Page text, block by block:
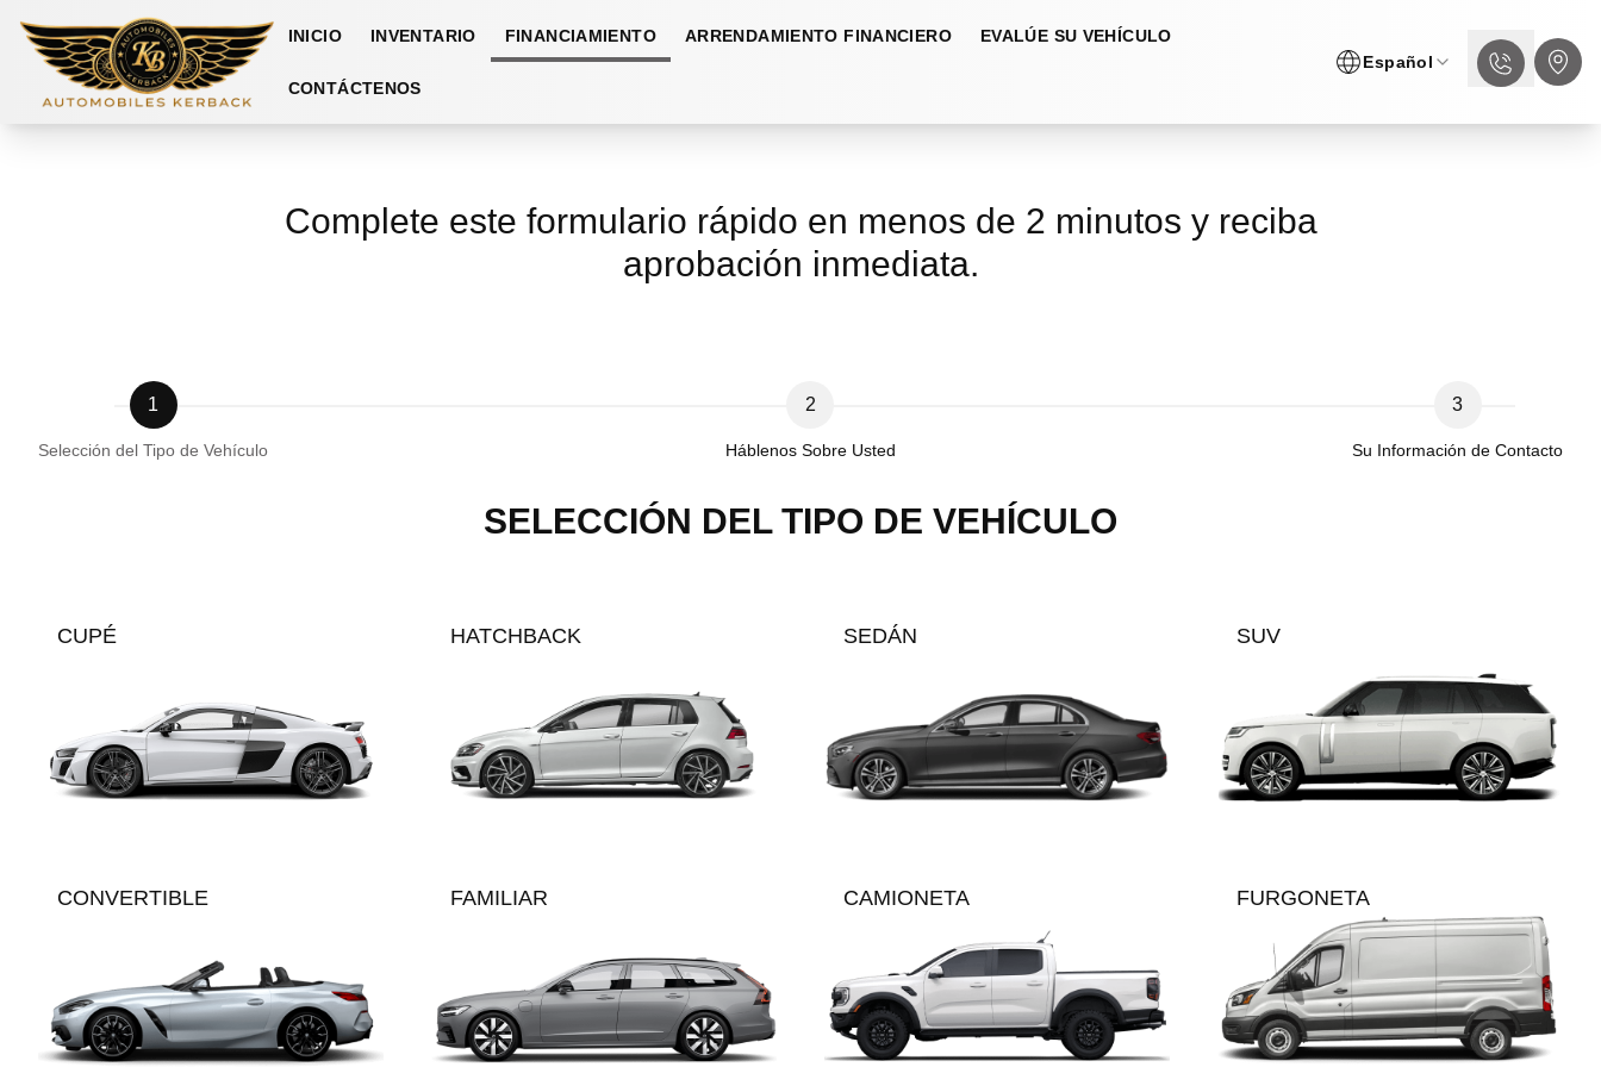
INICIO INVENTARIO FINANCIAMIENTO ARRENDAMIENTO FINANCIERO EVALÚE SU VEHÍCULO
CONTÁCTENOS
Español
Complete este formulario rápido en menos de 2 minutos y reciba
aprobación inmediata.
1
Selección del Tipo de Vehículo
2
Háblenos Sobre Usted
3
Su Información de Contacto
SELECCIÓN DEL TIPO DE VEHÍCULO
CUPÉ HATCHBACK SEDÁN SUV
CONVERTIBLE FAMILIAR CAMIONETA FURGONETA